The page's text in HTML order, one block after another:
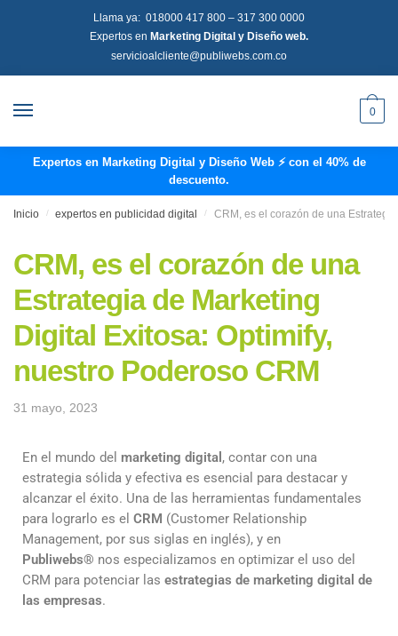
Llama ya: 018000 417 800 – 317 300 0000
Expertos en Marketing Digital y Diseño web.
servicioalcliente@publiwebs.com.co
0
Expertos en Marketing Digital y Diseño Web ⚡ con el 40% de
descuento.
Inicio / expertos en publicidad digital / CRM, es el corazón de una
CRM, es el corazón de una
Estrategia de Marketing
Digital Exitosa: Optimify,
nuestro Poderoso CRM
31 mayo, 2023
En el mundo del marketing digital , contar con una
estrategia sólida y efectiva es esencial para destacar y
alcanzar el éxito. Una de las herramientas fundamentales
para lograrlo es el CRM (Customer Relationship
Management, por sus siglas en inglés), y en
Publiwebs® nos especializamos en optimizar el uso del
CRM para potenciar las estrategias de marketing digital de
las empresas.